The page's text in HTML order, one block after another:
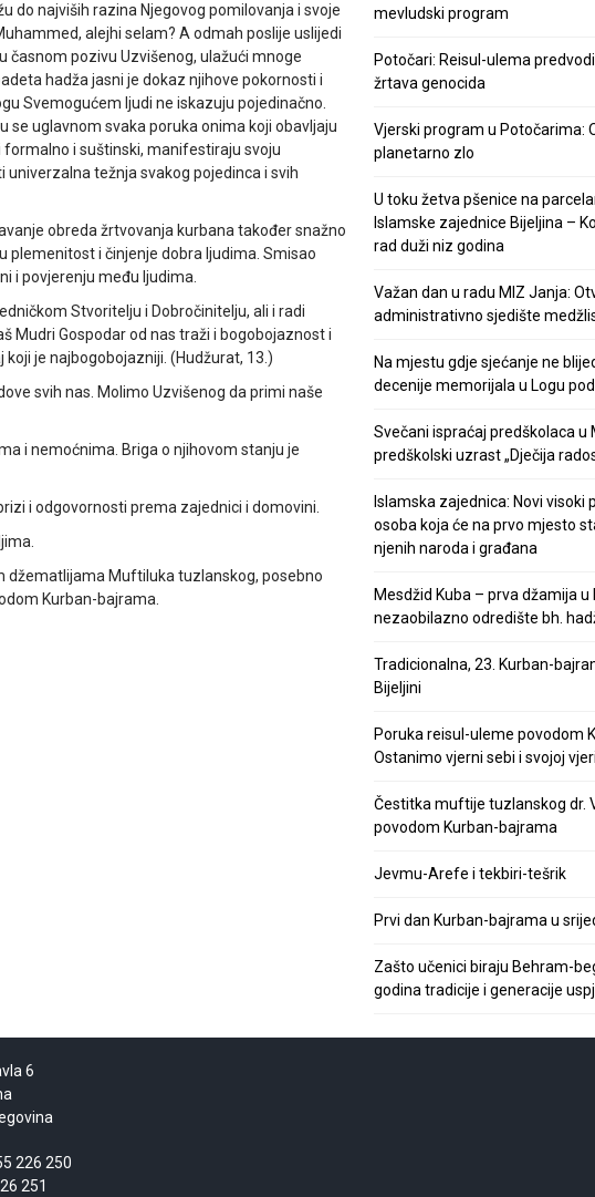
do najviših razina Njegovog pomilovanja i svoje
alejhi selam? A odmah poslije uslijedi
pozivu Uzvišenog, ulažući mnoge
hadža jasni je dokaz njihove pokornosti i
Svemogućem ljudi ne iskazuju pojedinačno.
se uglavnom svaka poruka onima koji obavljaju
formalno i suštinski, manifestiraju svoju
težnja svakog pojedinca i svih
obreda žrtvovanja kurbana također snažno
plemenitost i činjenje dobra ljudima. Smisao
i povjerenju među ljudima.
Stvoritelju i Dobročinitelju, ali i radi
Mudri Gospodar od nas traži i bogobojaznost i
je najbogobojazniji. (Hudžurat, 13.)
svih nas. Molimo Uzvišenog da primi naše
i nemoćnima. Briga o njihovom stanju je
i odgovornosti prema zajednici i domovini.
džematlijama Muftiluka tuzlanskog, posebno
Kurban-bajrama.
mevludski program
Potočari: Reisul-ulema
žrtava genocida
Vjerski program u Potočarima:
planetarno zlo
U toku žetva pšenice na
Islamske zajednice Bijeljina –
rad duži niz godina
Važan dan u radu MIZ Janja:
administrativno sjedište
Na mjestu gdje sjećanje ne
decenije memorijala u Logu
Svečani ispraćaj predškolaca u
predškolski uzrast „Dječija
Islamska zajednica: Novi visoki
osoba koja će na prvo mjesto
njenih naroda i građana
Mesdžid Kuba – prva džamija u
nezaobilazno odredište bh.
Tradicionalna, 23. Kurban-
Bijeljini
Poruka reisul-uleme povodom
Ostanimo vjerni sebi i svojoj vjeri
Čestitka muftije tuzlanskog dr.
povodom Kurban-bajrama
Jevmu-Arefe i tekbiri-tešrik
Prvi dan Kurban-bajrama u
Zašto učenici biraju Behram-
godina tradicije i generacije
6
226 250
251